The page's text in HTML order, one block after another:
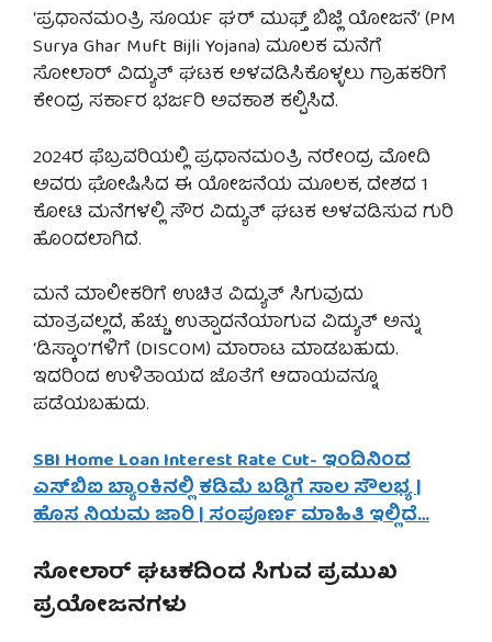
‘ಪ್ರಧಾನಮಂತ್ರಿ ಸೂರ್ಯ ಘರ್ ಮುಫ್ತ್ ಬಿಜ್ಲಿ ಯೋಜನೆ’ (PM
Surya Ghar Muft Bijli Yojana) ಮೂಲಕ ಮನೆಗೆ
ಸೋಲಾರ್ ವಿದ್ಯುತ್ ಘಟಕ ಅಳವಡಿಸಿಕೊಳ್ಳಲು ಗ್ರಾಹಕರಿಗೆ
ಕೇಂದ್ರ ಸರ್ಕಾರ ಭರ್ಜರಿ ಅವಕಾಶ ಕಲ್ಪಿಸಿದೆ.
2024ರ ಫೆಬ್ರವರಿಯಲ್ಲಿ ಪ್ರಧಾನಮಂತ್ರಿ ನರೇಂದ್ರ ಮೋದಿ
ಅವರು ಘೋಷಿಸಿದ ಈ ಯೋಜನೆಯ ಮೂಲಕ, ದೇಶದ 1
ಕೋಟಿ ಮನೆಗಳಲ್ಲಿ ಸೌರ ವಿದ್ಯುತ್ ಘಟಕ ಅಳವಡಿಸುವ ಗುರಿ
ಹೊಂದಲಾಗಿದೆ.
ಮನೆ ಮಾಲೀಕರಿಗೆ ಉಚಿತ ವಿದ್ಯುತ್ ಸಿಗುವುದು
ಮಾತ್ರವಲ್ಲದೆ, ಹೆಚ್ಚು ಉತ್ಪಾದನೆಯಾಗುವ ವಿದ್ಯುತ್ ಅನ್ನು
‘ಡಿಸ್ಕಾಂ’ಗಳಿಗೆ (DISCOM) ಮಾರಾಟ ಮಾಡಬಹುದು.
ಇದರಿಂದ ಉಳಿತಾಯದ ಜೊತೆಗೆ ಆದಾಯವನ್ನೂ
ಪಡೆಯಬಹುದು.
SBI Home Loan Interest Rate Cut- ಇಂದಿನಿಂದ
ಎಸ್‌ಬಿಐ ಬ್ಯಾಂಕಿನಲ್ಲಿ ಕಡಿಮೆ ಬಡ್ಡಿಗೆ ಸಾಲ ಸೌಲಭ್ಯ |
ಹೊಸ ನಿಯಮ ಜಾರಿ | ಸಂಪೂರ್ಣ ಮಾಹಿತಿ ಇಲ್ಲಿದೆ…
ಸೋಲಾರ್ ಘಟಕದಿಂದ ಸಿಗುವ ಪ್ರಮುಖ
ಪ್ರಯೋಜನಗಳು